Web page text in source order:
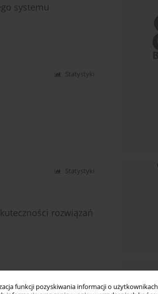
funkcji pozyskiwania informacji o
systemu
Statystyki
Statystyki
rozwiązań